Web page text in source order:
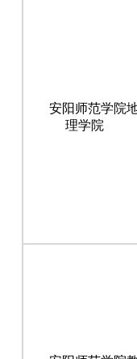
安阳师范学院
理学院